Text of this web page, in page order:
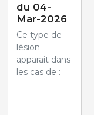
du 04-
Mar-2026
Ce type de
lésion
apparait dans
les cas de :